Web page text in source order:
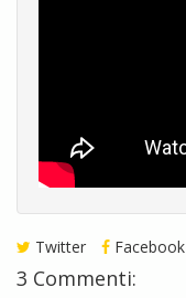
Twitter Facebook
3 Commenti: